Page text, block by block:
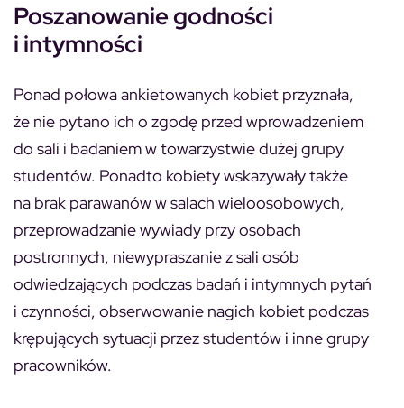
Poszanowanie godności
i intymności
Ponad połowa ankietowanych kobiet przyznała,
że nie pytano ich o zgodę przed wprowadzeniem
do sali i badaniem w towarzystwie dużej grupy
studentów. Ponadto kobiety wskazywały także
na brak parawanów w salach wieloosobowych,
przeprowadzanie wywiady przy osobach
postronnych, niewypraszanie z sali osób
odwiedzających podczas badań i intymnych pytań
i czynności, obserwowanie nagich kobiet podczas
krępujących sytuacji przez studentów i inne grupy
pracowników.